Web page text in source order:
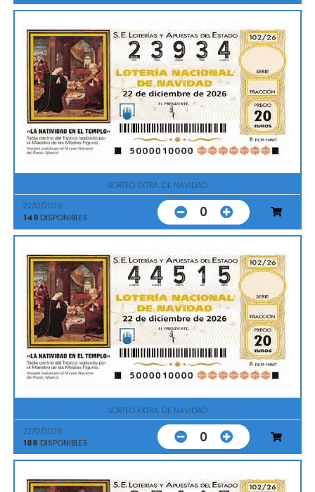
SORTEO EXTRA. DE NAVIDAD
22/12/2026
149 DISPONIBLES 0
SORTEO EXTRA. DE NAVIDAD
22/12/2026
188 DISPONIBLES 0